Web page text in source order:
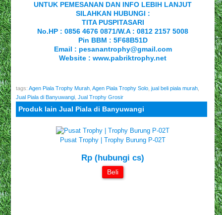
UNTUK PEMESANAN DAN INFO LEBIH LANJUT
SILAHKAN HUBUNGI :
TITA PUSPITASARI
No.HP : 0856 4676 0871/W.A : 0812 2157 5008
Pin BBM : 5F68B51D
Email : pesanantrophy@gmail.com
Website :www.pabriktrophy.net
tags:Agen Piala Trophy Murah ,Agen Piala Trophy Solo ,jual beli piala murah
Jual Piala di Banyuwangi ,Jual Trophy Grosir
Produk lain Jual Piala di Banyuwangi
Pusat Trophy | Trophy Burung P-02T
Rp (hubungi cs)
Beli